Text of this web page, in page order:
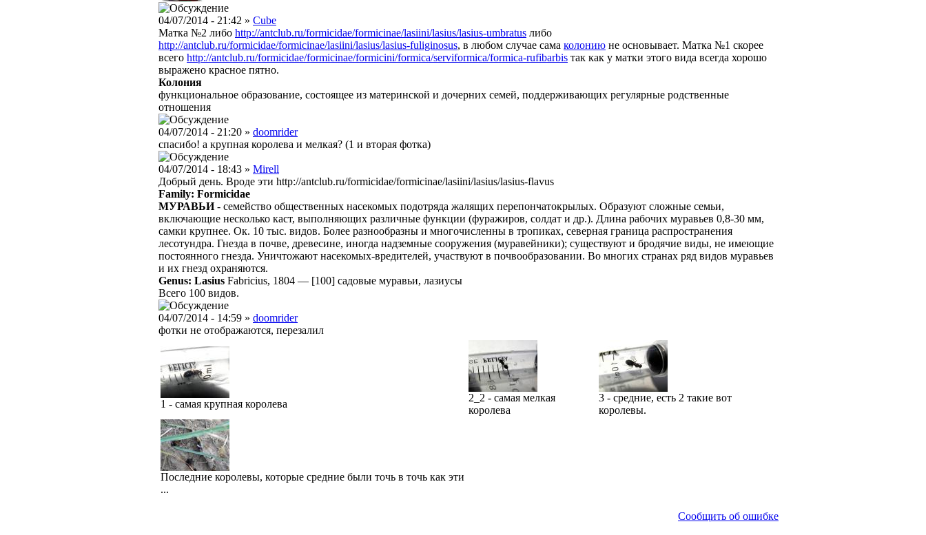
04/07/2014 - 21:42 » Cube
Матка №2 либо http://antclub.ru/formicidae/formicinae/lasiini/lasius/lasius-umbratus либо
http://antclub.ru/formicidae/formicinae/lasiini/lasius/lasius-fuliginosus, в любом случае сама колонию не основывает. Матка №1 скорее
всего http://antclub.ru/formicidae/formicinae/formicini/formica/serviformica/formica-rufibarbis так как у матки этого вида всегда хорошо
выражено красное пятно.
Колония
функциональное образование, состоящее из материнской и дочерних семей, поддерживающих регулярные родственные
отношения
04/07/2014 - 21:20 » doomrider
спасибо! а крупная королева и мелкая? (1 и вторая фотка)
04/07/2014 - 18:43 » Mirell
Добрый день. Вроде эти http://antclub.ru/formicidae/formicinae/lasiini/lasius/lasius-flavus
Family: Formicidae
МУРАВЬИ- семейство общественных насекомых подотряда жалящих перепончатокрылых. Образуют сложные семьи,
включающие несколько каст, выполняющих различные функции (фуражиров, солдат и др.). Длина рабочих муравьев 0,8-30 мм,
самки крупнее. Ок. 10 тыс. видов. Более разнообразны и многочисленны в тропиках, северная граница распространения
лесотундра. Гнезда в почве, древесине, иногда надземные сооружения (муравейники); существуют и бродячие виды, не имеющие
постоянного гнезда. Уничтожают насекомых-вредителей, участвуют в почвообразовании. Во многих странах ряд видов муравьев
и их гнезд охраняются.
Genus: Lasius Fabricius, 1804 — [100] садовые муравьи, лазиусы
Всего 100 видов.
04/07/2014 - 14:59 » doomrider
фотки не отображаются, перезалил
1 - самая крупная королева
2_2 - самая мелкая
королева
3 - средние, есть 2 такие вот
королевы.
Последние королевы, которые средние были точь в точь как эти
...
Сообщить об ошибке